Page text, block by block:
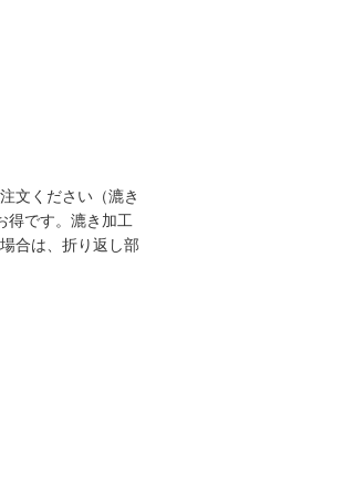
文ください（漉き
得です。漉き加工
合は、折り返し部